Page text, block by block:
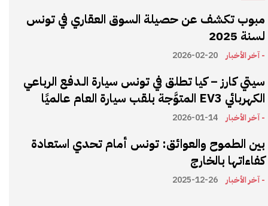
مبوب تكشف عن حصيلة السوق العقاري في تونس
لسنة 2025
- آخر الأخبار 2026-02-20
سيتي كارز – كيا تطلق في تونس سيارة الـدفع الرباعي
الكهربائي EV3 المتوَّجة بلقب سيارة العام عالميًا
- آخر الأخبار 2026-01-14
بين الطموح والعوائق: تونس أمام تحدي استعادة
كفاءاتها بالخارج
- آخر الأخبار 2025-12-26